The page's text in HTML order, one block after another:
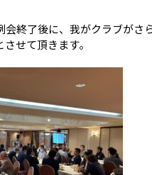
会終了後に、我がクラブが
せて頂きます。